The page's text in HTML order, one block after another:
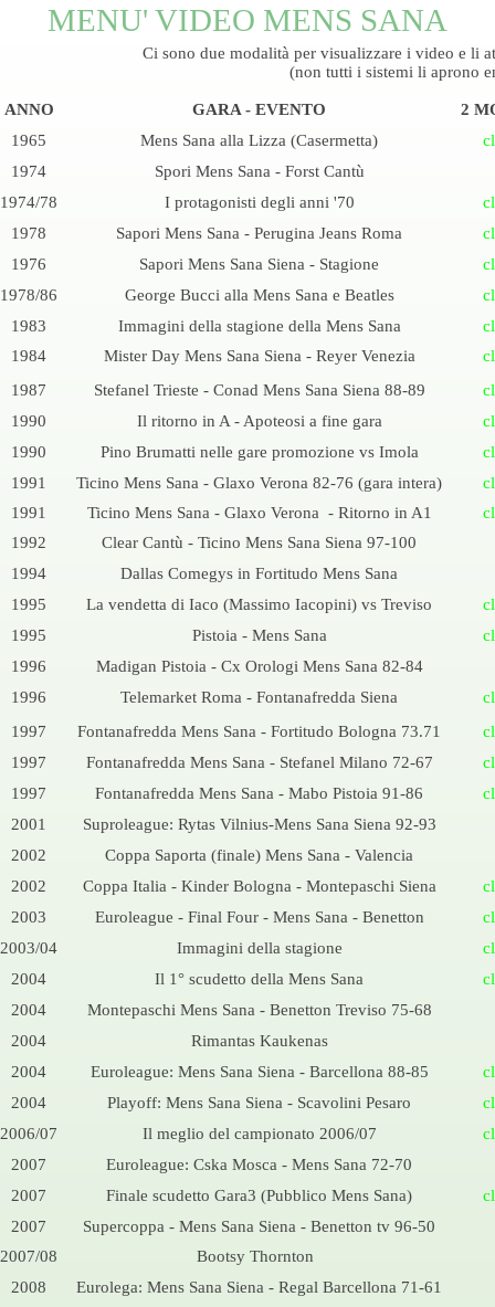
MENU' VIDEO MENS SANA
Ci sono due modalità per visualizzare i video e li
(non tutti i sistemi li aprono
ANNO GARA - EVENTO
2
1965
Mens Sana alla Lizza (Casermetta)
1974
Spori Mens Sana -Forst Cantù
1974/78
I protagonisti degli anni '70
1978
Sapori Mens Sana - Perugina Jeans Roma
1976
Sapori Mens Sana Siena - Stagione
1978/86
George Bucci alla Mens Sana e Beatles
1983
Immagini della stagione della Mens Sana
1984
Mister Day Mens Sana Siena -Reyer Venezia
1987
Stefanel Trieste -Conad Mens Sana Siena 88-89
1990
Il ritorno in A -Apoteosi a fine gara
1990
Pino Brumatti nelle gare promozione vs Imola
1991
Ticino Mens Sana - Glaxo Verona 82-76 (gara intera)
1991
Ticino Mens Sana -Glaxo Verona -Ritorno in A1
1992
Clear Cantù - Ticino Mens Sana Siena 97-100
1994
Dallas Comegys in Fortitudo Mens Sana
1995
La vendetta di Iaco (Massimo Iacopini) vs Treviso
1995
Pistoia -Mens Sana
1996
Madigan Pistoia -Cx Orologi Mens Sana 82-84
1996
Telemarket Roma - Fontanafredda Siena
1997
Fontanafredda Mens Sana - Fortitudo Bologna 73.71
1997
Fontanafredda Mens Sana -Stefanel Milano 72-67
1997
Fontanafredda Mens Sana - Mabo Pistoia 91-86
2001
Suproleague: Rytas Vilnius-Mens Sana Siena 92-93
2002
Coppa Saporta (finale) Mens Sana - Valencia
2002
Coppa Italia -Kinder Bologna -Montepaschi Siena
2003
Euroleague -Final Four -Mens Sana -Benetton
2003/04
Immagini della stagione
2004
Il 1° scudetto della Mens Sana
2004
Montepaschi Mens Sana -Benetton Treviso 75-68
2004
Rimantas Kaukenas
2004
Euroleague: Mens Sana Siena -Barcellona 88-85
2004
Playoff: Mens Sana Siena - Scavolini Pesaro
2006/07
Il meglio del campionato 2006/07
2007
Euroleague: Cska Mosca - Mens Sana 72-70
2007
Finale scudetto Gara3 (Pubblico Mens Sana)
2007
Supercoppa - Mens Sana Siena - Benetton tv 96-50
2007/08
Bootsy Thornton
2008
Eurolega: Mens Sana Siena - Regal Barcellona 71-61